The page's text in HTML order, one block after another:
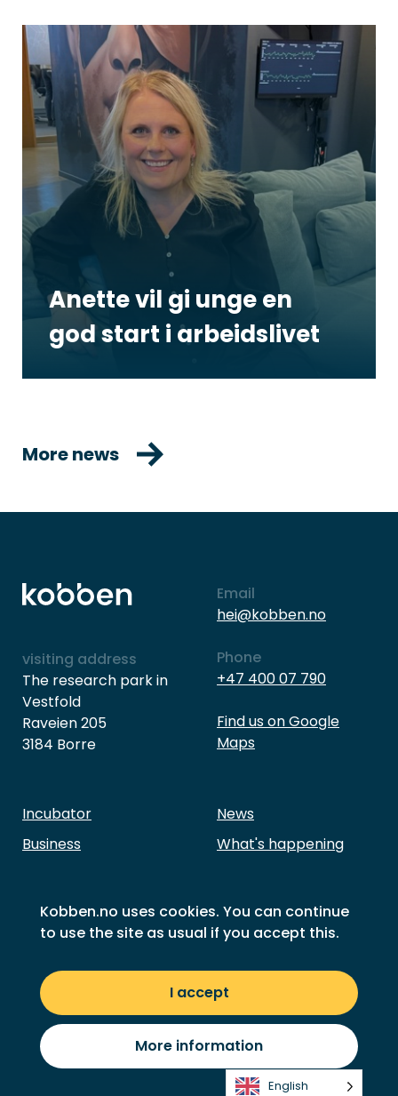
Kobben.no uses cookies. You can continue
to use the site as usual if you accept this.
I accept
More information
Anette vil gi unge en
god start i arbeidslivet
More news
visiting address
The research park in
Vestfold
Raveien 205
3184 Borre
Email
hei@kobben.no
Phone
+47 400 07 790
Find us on Google
Maps
Incubator
Business
Our members
Success stories
News
What's happening
Contact Us
Sustainability goals
© 2026 Kobben
English